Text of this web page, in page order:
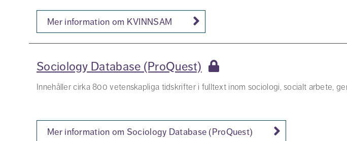
Mer information om KVINNSAM
Sociology Database (ProQuest)
Innehåller cirka 800 vetenskapliga tidskrifter i fulltext inom sociologi, socialt arbete,
Mer information om Sociology Database (ProQuest)